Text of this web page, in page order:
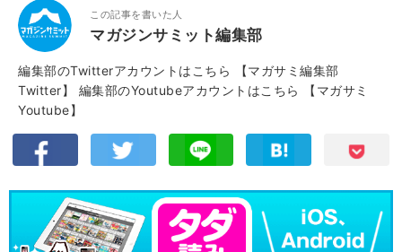
この記事を書いた人
マガジンサミット編集部
編集部のTwitterアカウントはこちら
【マガサミ編集部
Twitter】
編集部のYoutubeアカウントはこちら
【マガサミ
Youtube】